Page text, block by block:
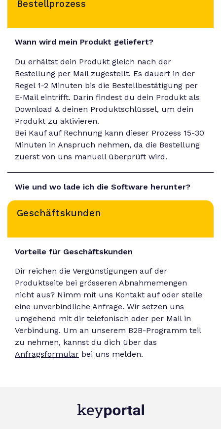
Bestellprozess
Wann wird mein Produkt geliefert?
Du erhältst dein Produkt gleich nach der
Bestellung per Mail zugestellt. Es dauert in der
Regel 1-2 Minuten bis die Bestellbestätigung per
E-Mail eintrifft. Darin findest du dein Produkt als
Download & deinen Produktschlüssel, um dein
Produkt zu aktivieren.
Bei Kauf auf Rechnung kann dieser Prozess 15-30
Minuten in Anspruch nehmen, da die Bestellung
zuerst von uns manuell überprüft wird.
Wie und wo lade ich die Software herunter?
Geschäftskunden
Vorteile für Geschäftskunden
Dir reichen die Vergünstigungen auf der
Produktseite bei grösseren Abnahmemengen
nicht aus? Nimm mit uns Kontakt auf oder stelle
eine unverbindliche Anfrage. Wir setzen uns
umgehend mit dir telefonisch oder per Mail in
Verbindung. Um an unserem B2B-Programm teil
zu nehmen, kannst du dich über das
Anfragsformular bei uns melden.